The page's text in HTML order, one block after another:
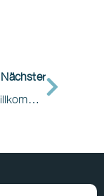
Nächster
Herzlich Willkommen im ZAB Hannover!